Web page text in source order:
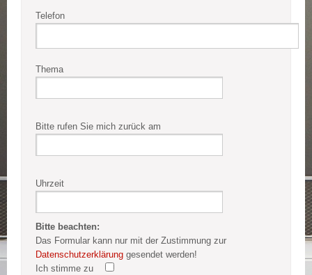
Telefon
Thema
Bitte rufen Sie mich zurück am
Uhrzeit
Bitte beachten:
Das Formular kann nur mit der Zustimmung zur
Datenschutzerklärung gesendet werden!
Ich stimme zu